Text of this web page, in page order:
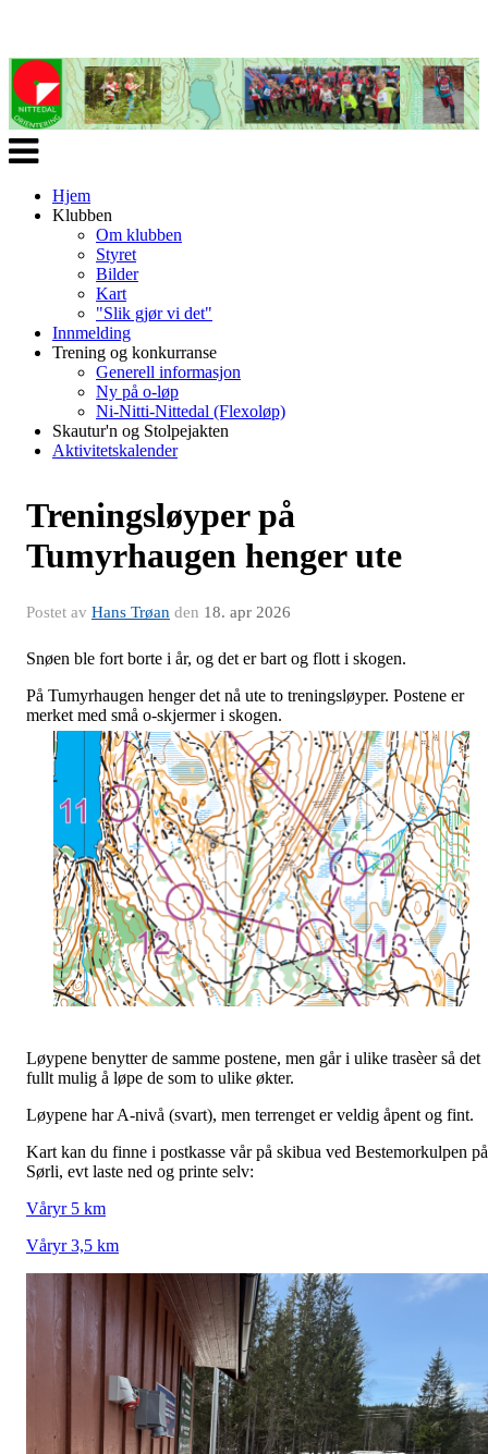
Veksle
navigasjon
Hjem
Klubben
Om klubben
Styret
Bilder
Kart
"Slik gjør vi det"
Innmelding
Trening og konkurranse
Generell informasjon
Ny på o-løp
Ni-Nitti-Nittedal (Flexoløp)
Skautur'n og Stolpejakten
Aktivitetskalender
Treningsløyper på
Tumyrhaugen henger ute
Postet av Hans Trøan den 18. apr 2026
Snøen ble fort borte i år, og det er bart og flott i skogen.
På Tumyrhaugen henger det nå ute to treningsløyper. Postene er
merket med små o-skjermer i skogen.
Løypene benytter de samme postene, men går i ulike trasèer så det
fullt mulig å løpe de som to ulike økter.
Løypene har A-nivå (svart), men terrenget er veldig åpent og fint.
Kart kan du finne i postkasse vår på skibua ved Bestemorkulpen på
Sørli, evt laste ned og printe selv:
Våryr 5 km
Våryr 3,5 km